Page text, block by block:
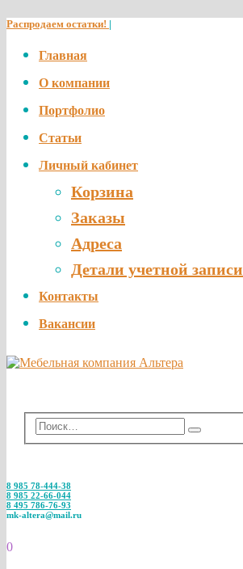
Распродаем остатки! |
Главная
О компании
Портфолио
Статьи
Личный кабинет
Корзина
Заказы
Адреса
Детали учетной записи
Контакты
Вакансии
8 985 78-444-38
8 985 22-66-044
8 495 786-76-93
mk-altera@mail.ru
0